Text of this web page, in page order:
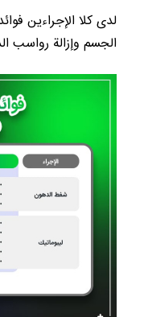
لدى كلا الإجراءين
الجسم وإزالة رواسب